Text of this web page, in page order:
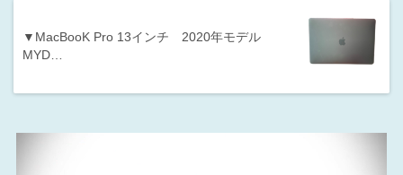
▼MacBooK Pro 13インチ 2020年モデル
MYD…